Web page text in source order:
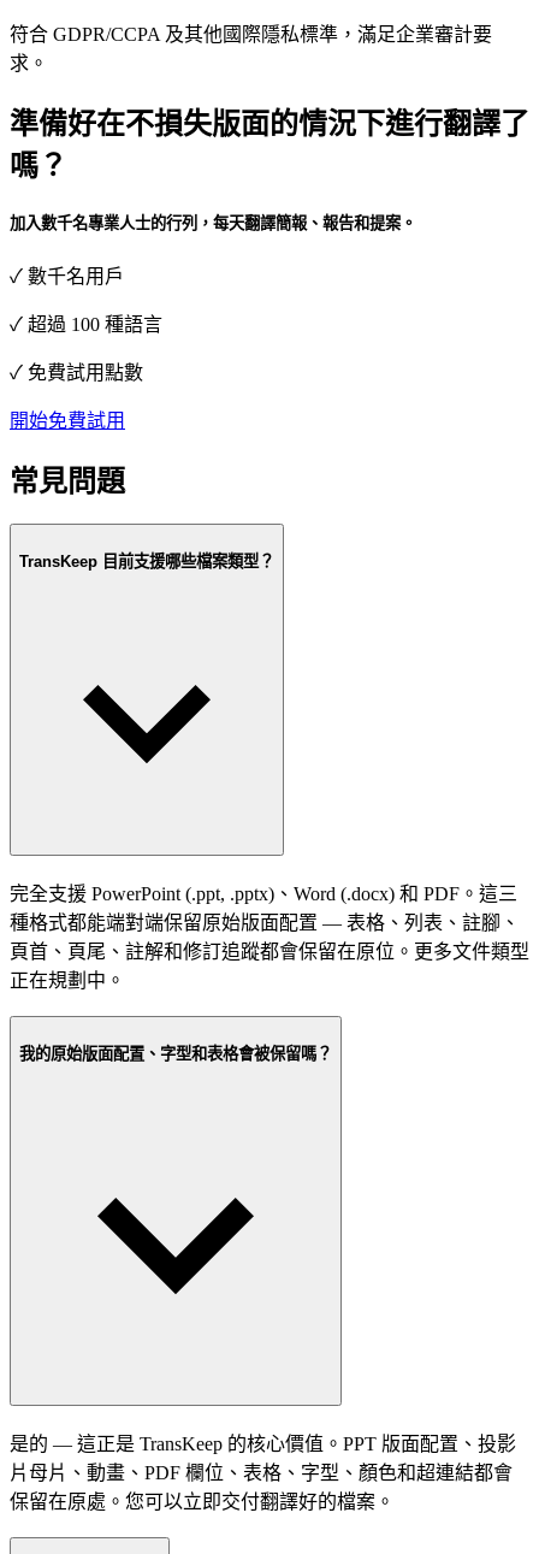
符合 GDPR/CCPA 及其他國際隱私標準，滿足企業審計要
求。
準備好在不損失版面的情況下進行翻譯了
嗎？
加入數千名專業人士的行列，每天翻譯簡報、報告和提案。
✓ 數千名用戶
✓ 超過 100 種語言
✓ 免費試用點數
開始免費試用
常見問題
TransKeep 目前支援哪些檔案類型？
完全支援 PowerPoint (.ppt, .pptx)、Word (.docx) 和 PDF。這三
種格式都能端對端保留原始版面配置 — 表格、列表、註腳、
頁首、頁尾、註解和修訂追蹤都會保留在原位。更多文件類型
正在規劃中。
我的原始版面配置、字型和表格會被保留嗎？
是的 — 這正是 TransKeep 的核心價值。PPT 版面配置、投影
片母片、動畫、PDF 欄位、表格、字型、顏色和超連結都會
保留在原處。您可以立即交付翻譯好的檔案。